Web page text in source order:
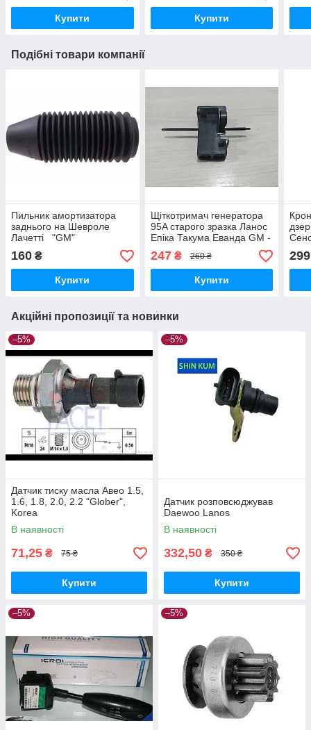
Купити Купити
Подібні товари компанії
Пильник амортизатора
заднього на Шевроле
Лачетті "GM"
160 ₴
Купити
Щіткотримач генератора
95A старого зразка Ланос
Епіка Такума Еванда GM -
247₴ 260 ₴
Купити
299
Акційні пропозиції та новинки
–5%
Датчик тиску масла Авео 1.5,
1.6, 1.8, 2.0, 2.2 "Glober",
Korea
В наявності
71,25 ₴ 75 ₴
Купити
–5%
Датчик розповсюджував
Daewoo Lanos
В наявності
332,50 ₴ 350 ₴
Купити
–5% –5%